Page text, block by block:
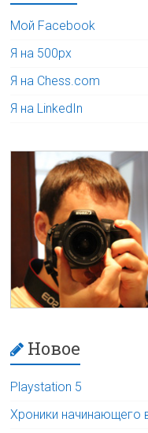
Мой Facebook
Я на 500px
Я на Chess.com
Я на LinkedIn
Новое
Playstation 5
Хроники начинающего